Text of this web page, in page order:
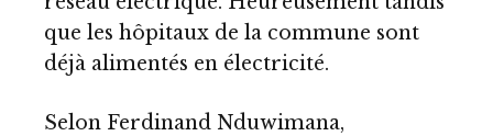
que les hôpitaux de la commune sont
déjà alimentés en électricité.
Selon Ferdinand Nduwimana,